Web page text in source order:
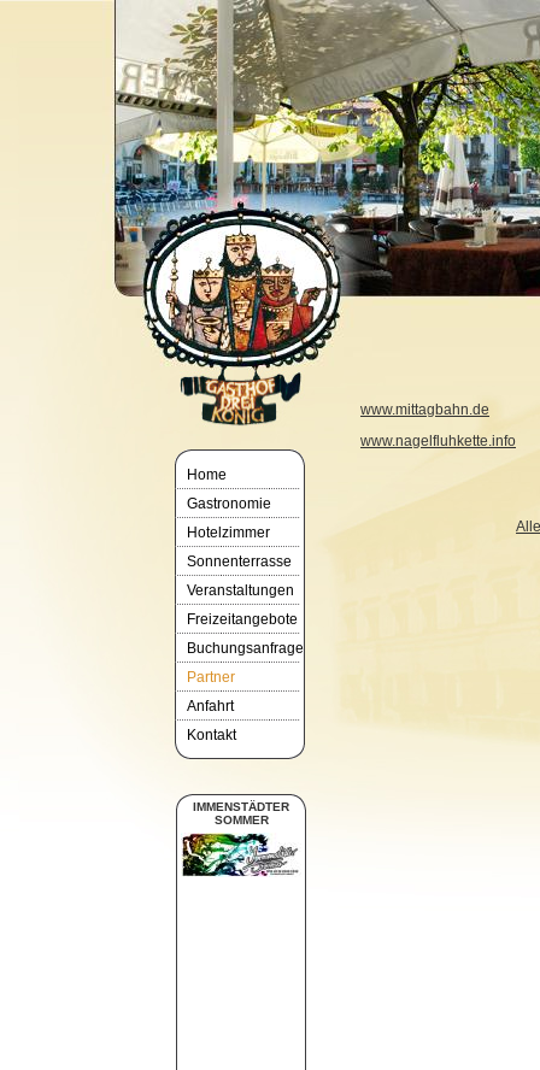
Home
Gastronomie
Hotelzimmer
Sonnenterrasse
Veranstaltungen
Freizeitangebote
Buchungsanfrage
Partner
Anfahrt
Kontakt
IMMENSTÄDTER
SOMMER
www.mittagbahn.de
www.nagelfluhkette.info